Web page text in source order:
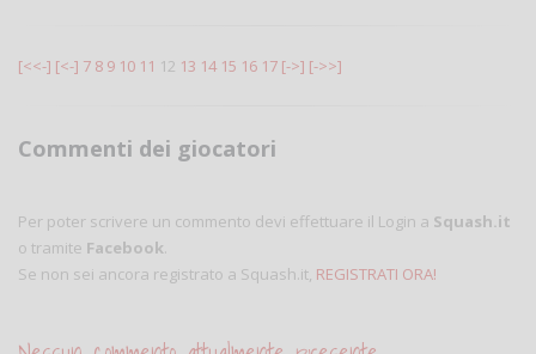
[<<-] [<-] 7 8 9 10 11 12 13 14 15 16 17 [->] [->>]
Commenti dei giocatori
Per poter scrivere un commento devi effettuare il Login a Squash.it
o tramite Facebook.
Se non sei ancora registrato a Squash.it, REGISTRATI ORA!